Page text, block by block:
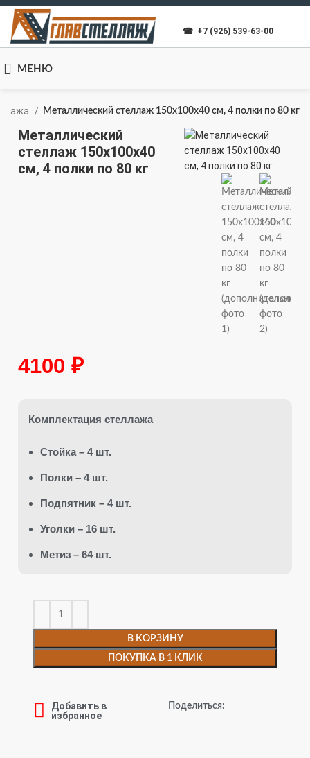
☎ +7 (926) 539-63-00
МЕНЮ
Металлический стеллаж 150x100x40 см, 4 полки по 80 кг
Металлический
стеллаж 150x100x40
см, 4 полки по 80 кг
Комплектация стеллажа
Стойка – 4 шт.
Полки – 4 шт.
Подпятник – 4 шт.
Уголки – 16 шт.
Метиз – 64 шт.
4100₽
В КОРЗИНУ
ПОКУПКА В 1 КЛИК
Добавить в
избранное
Поделиться: